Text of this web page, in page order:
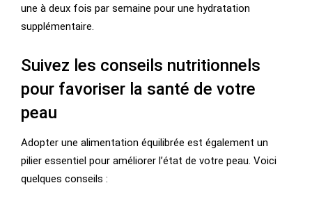
une à deux fois par semaine pour une hydratation
supplémentaire.
Suivez les conseils nutritionnels
pour favoriser la santé de votre
peau
Adopter une alimentation équilibrée est également un
pilier essentiel pour améliorer l’état de votre peau. Voici
quelques conseils :